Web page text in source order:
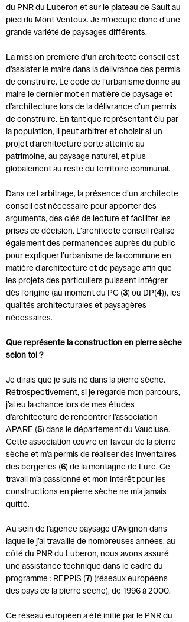
du PNR du Luberon et sur le plateau de Sault au
pied du Mont Ventoux. Je m’occupe donc d’une
grande variété de paysages différents.
La mission première d’un architecte conseil est
d’assister le maire dans la délivrance des permis
de construire. Le code de l’urbanisme donne au
maire le dernier mot en matière de paysage et
d’architecture lors de la délivrance d’un permis
de construire. En tant que représentant élu par
la population, il peut arbitrer et choisir si un
projet d’architecture porte atteinte au
patrimoine, au paysage naturel, et plus
globalement au reste du territoire communal.
Dans cet arbitrage, la présence d’un architecte
conseil est nécessaire pour apporter des
arguments, des clés de lecture et faciliter les
prises de décision. L’architecte conseil réalise
également des permanences auprès du public
pour expliquer l’urbanisme de la commune en
matière d’architecture et de paysage afin que
les projets des particuliers puissent intégrer
dès l’origine (au moment du PC (3) ou DP(4)), les
qualités architecturales et paysagères
nécessaires.
Que représente la construction en pierre sèche
selon toi ?
Je dirais que je suis né dans la pierre sèche.
Rétrospectivement, si je regarde mon parcours,
j’ai eu la chance lors de mes études
d’architecture de rencontrer l’association
APARE (5) dans le département du Vaucluse.
Cette association œuvre en faveur de la pierre
sèche et m’a permis de réaliser des inventaires
des bergeries (6) de la montagne de Lure. Ce
travail m’a passionné et mon intérêt pour les
constructions en pierre sèche ne m’a jamais
quitté.
Au sein de l’agence paysage d’Avignon dans
laquelle j’ai travaillé de nombreuses années, au
côté du PNR du Luberon, nous avons assuré
une assistance technique dans le cadre du
programme : REPPIS ( 7) (réseaux européens
des pays de la pierre sèche), de 1996 à 2000.
Ce réseau européen a été initié par le PNR du